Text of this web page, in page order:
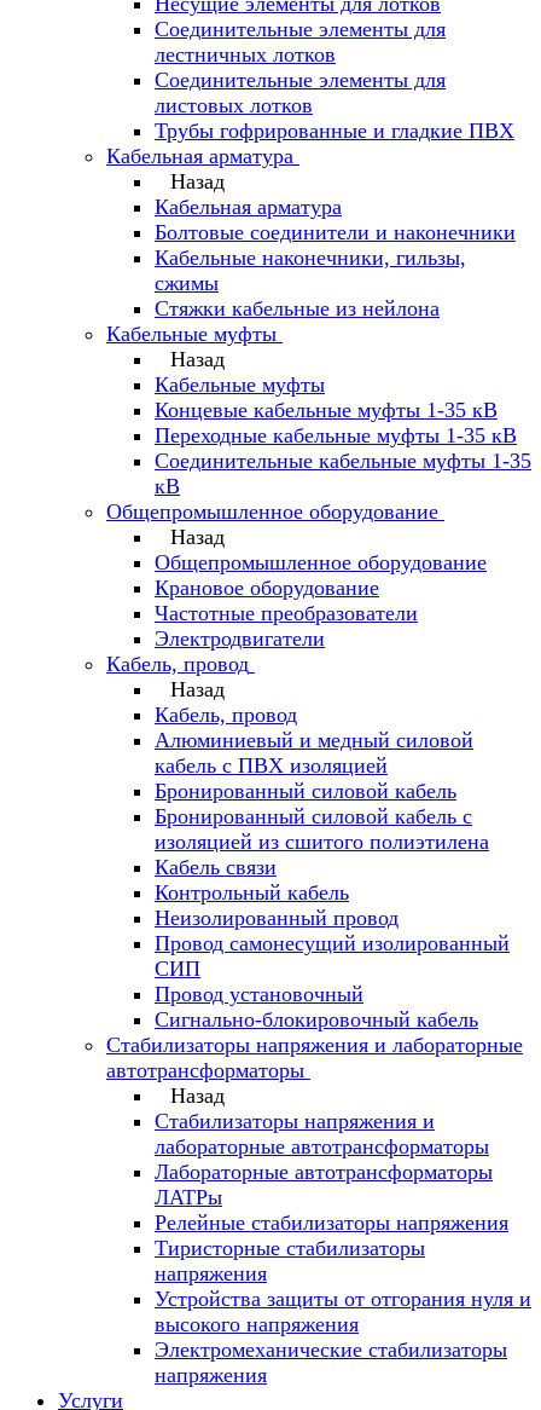
Соединительные элементы для
лестничных лотков
Соединительные элементы для
листовых лотков
Трубы гофрированные и гладкие ПВХ
Кабельная арматура
Назад
Кабельная арматура
Болтовые соединители и наконечники
Кабельные наконечники, гильзы,
сжимы
Стяжки кабельные из нейлона
Кабельные муфты
Назад
Кабельные муфты
Концевые кабельные муфты 1-35 кВ
Переходные кабельные муфты 1-35 кВ
Соединительные кабельные муфты 1-35
кВ
Общепромышленное оборудование
Назад
Общепромышленное оборудование
Крановое оборудование
Частотные преобразователи
Электродвигатели
Кабель, провод
Назад
Кабель, провод
Алюминиевый и медный силовой
кабель с ПВХ изоляцией
Бронированный силовой кабель
Бронированный силовой кабель с
изоляцией из сшитого полиэтилена
Кабель связи
Контрольный кабель
Неизолированный провод
Провод самонесущий изолированный
СИП
Провод установочный
Сигнально-блокировочный кабель
Стабилизаторы напряжения и лабораторные
автотрансформаторы
Назад
Стабилизаторы напряжения и
лабораторные автотрансформаторы
Лабораторные автотрансформаторы
ЛАТРы
Релейные стабилизаторы напряжения
Тиристорные стабилизаторы
напряжения
Устройства защиты от отгорания нуля и
высокого напряжения
Электромеханические стабилизаторы
напряжения
Услуги